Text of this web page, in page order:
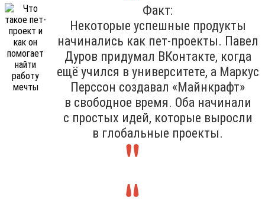
Факт:
Некоторые успешные продукты
начинались как пет-проекты. Павел
Дуров придумал ВКонтакте, когда
ещё учился в университете, а Маркус
Перссон создавал «Майнкрафт»
в свободное время. Оба начинали
с простых идей, которые выросли
в глобальные проекты.